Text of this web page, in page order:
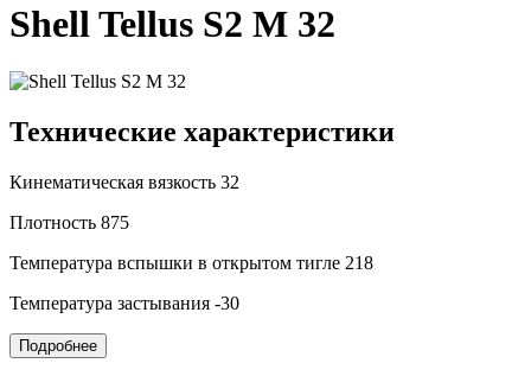
Shell Tellus S2 M 32
Технические характеристики
Кинематическая вязкость 32
Плотность 875
Температура вспышки в открытом тигле 218
Температура застывания -30
Подробнее